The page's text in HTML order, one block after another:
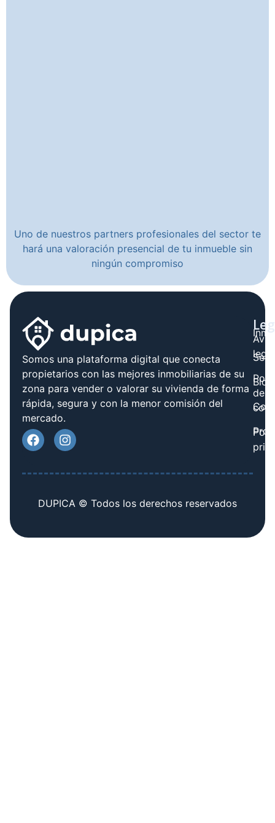
Uno de nuestros partners profesionales del sector te
hará una valoración presencial de tu inmueble sin
ningún compromiso
Somos una plataforma digital que conecta
propietarios con las mejores inmobiliarias de su
zona para vender o valorar su vivienda de forma
rápida, segura y con la menor comisión del
mercado.
Blog
legal
de
DUPICA © Todos los derechos reservados